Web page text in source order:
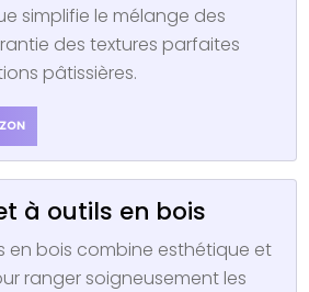
simplifie le mélange des
des textures parfaites
pâtissières.
à outils en bois
en bois combine esthétique et
ranger soigneusement les